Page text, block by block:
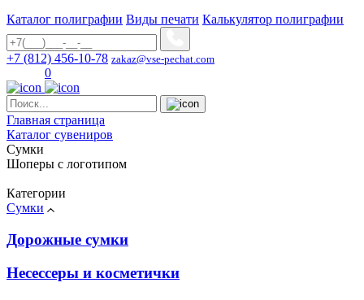
Каталог полиграфии Виды печати Калькулятор полиграфии
+7 (812) 456-10-78 zakaz@vse-pechat.com
0
Главная страница
Каталог сувениров
Сумки
Шоперы с логотипом
Категории
Сумки
Дорожные сумки
Несессеры и косметички